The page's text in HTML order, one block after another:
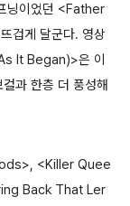
닝이었던 <Father
겁게 달군다. 영상
It Began)>은 이
과 한층 더 풍성해
<Killer Quee
Back That Ler